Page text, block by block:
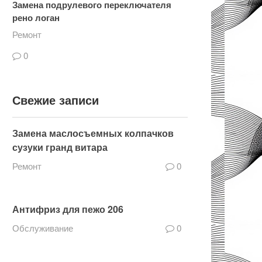
Замена подрулевого переключателя
рено логан
Ремонт
0
Свежие записи
Замена маслосъемных колпачков
сузуки гранд витара
Ремонт 0
Антифриз для пежо 206
Обслуживание 0